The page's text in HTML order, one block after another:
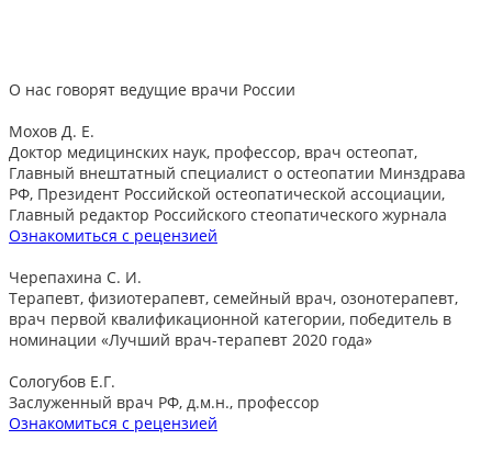
О нас говорят ведущие врачи России
Мохов Д. Е.
Доктор медицинских наук, профессор, врач остеопат,
Главный внештатный специалист о остеопатии Минздрава
РФ, Президент Российской остеопатической ассоциации,
Главный редактор Российского стеопатического журнала
Ознакомиться с рецензией
Черепахина С. И.
Терапевт, физиотерапевт, семейный врач, озонотерапевт,
врач первой квалификационной категории, победитель в
номинации «Лучший врач-терапевт 2020 года»
Сологубов Е.Г.
Заслуженный врач РФ, д.м.н., профессор
Ознакомиться с рецензией